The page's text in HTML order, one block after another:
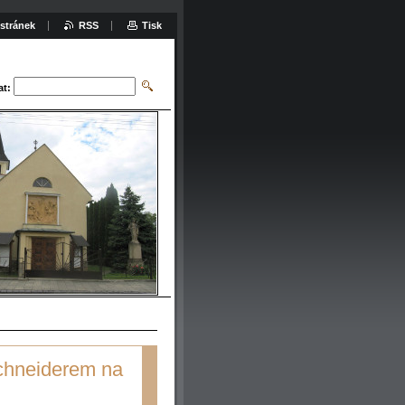
na
RSS Tisk